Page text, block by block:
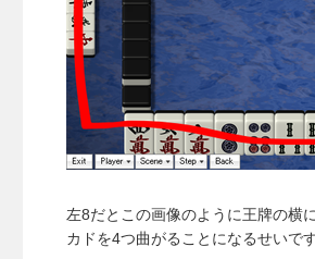
左8だとこの画像のように王牌の横
カドを4つ曲がることになるせいです